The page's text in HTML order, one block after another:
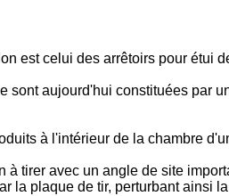
est celui des arrêtoirs pour étui
sont aujourd'hui constituées par
à l'intérieur de la chambre
à tirer avec un angle de site
la plaque de tir, perturbant ainsi